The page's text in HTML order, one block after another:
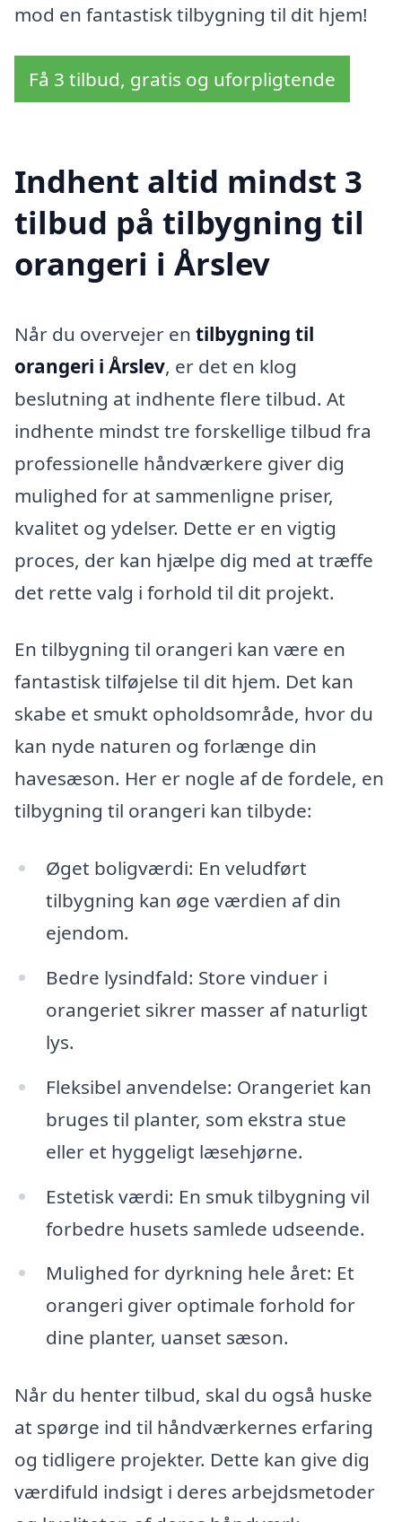
mod en fantastisk tilbygning til dit hjem!
Få 3 tilbud, gratis og uforpligtende
Indhent altid mindst 3
tilbud på tilbygning til
orangeri i Årslev
Når du overvejer en tilbygning til
orangeri i Årslev, er det en klog
beslutning at indhente flere tilbud. At
indhente mindst tre forskellige tilbud fra
professionelle håndværkere giver dig
mulighed for at sammenligne priser,
kvalitet og ydelser. Dette er en vigtig
proces, der kan hjælpe dig med at træffe
det rette valg i forhold til dit projekt.
En tilbygning til orangeri kan være en
fantastisk tilføjelse til dit hjem. Det kan
skabe et smukt opholdsområde, hvor du
kan nyde naturen og forlænge din
havesæson. Her er nogle af de fordele, en
tilbygning til orangeri kan tilbyde:
Øget boligværdi: En veludført
tilbygning kan øge værdien af din
ejendom.
Bedre lysindfald: Store vinduer i
orangeriet sikrer masser af naturligt
lys.
Fleksibel anvendelse: Orangeriet kan
bruges til planter, som ekstra stue
eller et hyggeligt læsehjørne.
Estetisk værdi: En smuk tilbygning vil
forbedre husets samlede udseende.
Mulighed for dyrkning hele året: Et
orangeri giver optimale forhold for
dine planter, uanset sæson.
Når du henter tilbud, skal du også huske
at spørge ind til håndværkernes erfaring
og tidligere projekter. Dette kan give dig
værdifuld indsigt i deres arbejdsmetoder